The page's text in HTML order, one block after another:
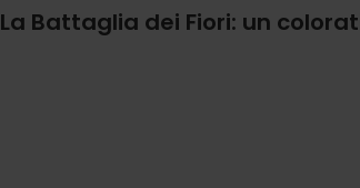
La Battaglia dei Fiori: un